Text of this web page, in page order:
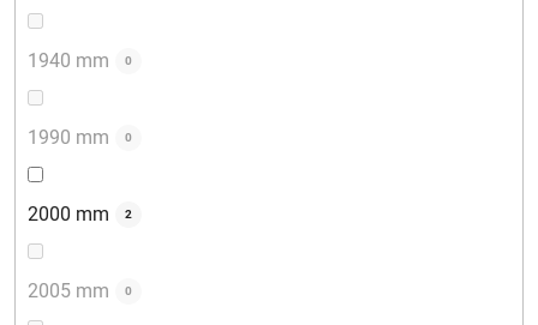
1940 mm 0
1990 mm 0
2000 mm 2
2005 mm 0